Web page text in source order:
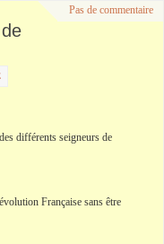
Pas de commentaire
différents seigneurs de
Française sans être